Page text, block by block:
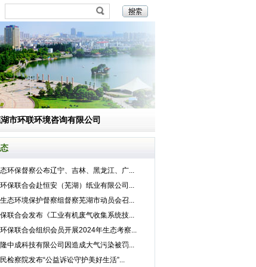
主席 办公（扩大）会议的通知
市环联环境咨询有限公司
环保督察公布辽宁、吉林、黑龙江、广...
保联合会赴恒安（芜湖）纸业有限公司...
态环境保护督察组督察芜湖市动员会召...
联合会发布《工业有机废气收集系统技...
保联合会组织会员开展2024年生态考察...
中成科技有限公司因造成大气污染被罚...
检察院发布“公益诉讼守护美好生活”...